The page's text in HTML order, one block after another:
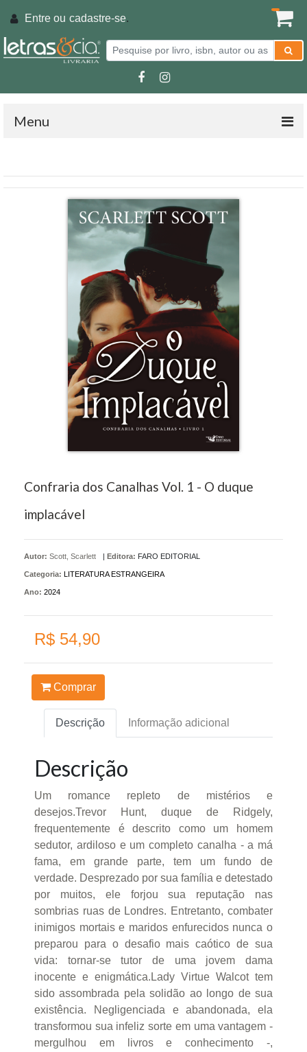
Entre ou cadastre-se.
Menu
Confraria dos Canalhas Vol. 1 - O duque
implacável
Autor: Scott, Scarlett Editora: FARO EDITORIAL
Categoria: LITERATURA ESTRANGEIRA
Ano: 2024
R$ 54,90
Comprar
Descrição Informação adicional
Descrição
Um romance repleto de mistérios e
desejos.Trevor Hunt, duque de Ridgely,
frequentemente é descrito como um homem
sedutor, ardiloso e um completo canalha - a má
fama, em grande parte, tem um fundo de
verdade. Desprezado por sua família e detestado
por muitos, ele forjou sua reputação nas
sombrias ruas de Londres. Entretanto, combater
inimigos mortais e maridos enfurecidos nunca o
preparou para o desafio mais caótico de sua
vida: tornar-se tutor de uma jovem dama
inocente e enigmática.Lady Virtue Walcot tem
sido assombrada pela solidão ao longo de sua
existência. Negligenciada e abandonada, ela
transformou sua infeliz sorte em uma vantagem -
mergulhou em livros e conhecimento -,